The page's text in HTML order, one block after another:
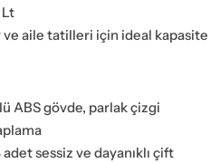
Lt
aile tatilleri için ideal kapasite
ABS gövde, parlak çizgi
sessiz ve dayanıklı çift